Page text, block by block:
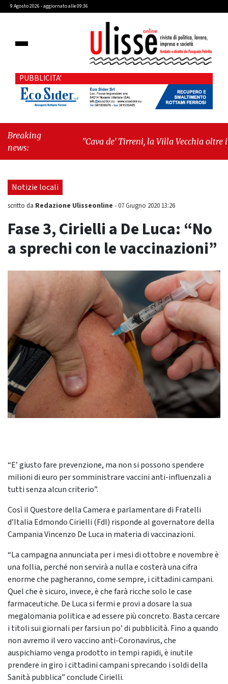
9 Agosto 2026 - aggiornato alle 09:36
PUBBLICITA'
Breaking
news:
"Cava de’ Tirreni, la Villa Vecchia oltre i
seduta consiliare: “Serve chiarezza!”"
Notizie locali
scritto da Redazione Ulisseonline -07 Giugno 2020 13:26
Fase 3, Cirielli a De Luca: “No
a sprechi con le vaccinazioni”
“E’ giusto fare prevenzione, ma non si possono spendere
milioni di euro per somministrare vaccini anti-influenzali a
tutti senza alcun criterio”.
Così il Questore della Camera e parlamentare di Fratelli
d’Italia Edmondo Cirielli (FdI) risponde al governatore della
Campania Vincenzo De Luca in materia di vaccinazioni.
“La campagna annunciata per i mesi di ottobre e novembre è
una follia, perché non servirà a nulla e costerà una cifra
enorme che pagheranno, come sempre, i cittadini campani.
Quel che è sicuro, invece, è che farà ricche solo le case
farmaceutiche. De Luca si fermi e provi a dosare la sua
megalomania politica e ad essere più concreto. Basta cercare
i titoli sui giornali per farsi un po’ di pubblicità. Fino a quando
non avremo il vero vaccino anti-Coronavirus, che
auspichiamo venga prodotto in tempi rapidi, è inutile
prendere in giro i cittadini campani sprecando i soldi della
Sanità pubblica” conclude Cirielli.